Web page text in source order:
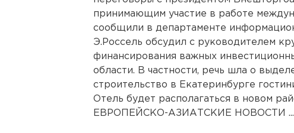
принимающим участие в работе
сообщили в департаменте
Э.Россель обсудил с руководителем
финансирования важных
области. В частности, речь шла о
строительство в Екатеринбурге
Отель будет располагаться в новом
ЕВРОПЕЙСКО-АЗИАТСКИЕ НОВОСТИ ...